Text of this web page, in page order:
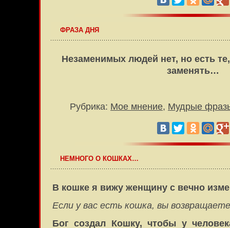
ФРАЗА ДНЯ
Незаменимых людей нет, но есть
заменять…
Рубрика: Мое мнение, Мудрые
НЕМНОГО О КОШКАХ…
В кошке я вижу женщину с вечно
Если у вас есть кошка, вы
Бог создал Кошку, чтобы у